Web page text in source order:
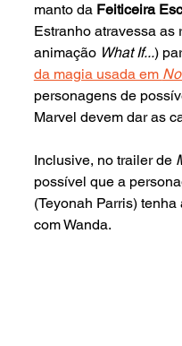
manto da Feiticeira
Estranho atravessa
animação What If...)
da magia usada em
personagens de
Marvel devem dar as
Inclusive, no trailer de
possível que a
(Teyonah Parris) tenha
com Wanda.